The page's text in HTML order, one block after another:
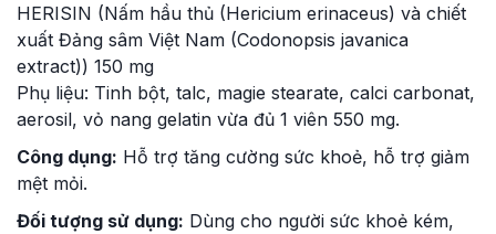
HERISIN (Nấm hầu thủ (Hericium erinaceus) và chiết
xuất Đảng sâm Việt Nam (Codonopsis javanica
extract)) 150 mg
Phụ liệu: Tinh bột, talc, magie stearate, calci carbonat,
aerosil, vỏ nang gelatin vừa đủ 1 viên 550 mg.
Công dụng: Hỗ trợ tăng cường sức khoẻ, hỗ trợ giảm
mệt mỏi.
Đối tượng sử dụng: Dùng cho người sức khoẻ kém,